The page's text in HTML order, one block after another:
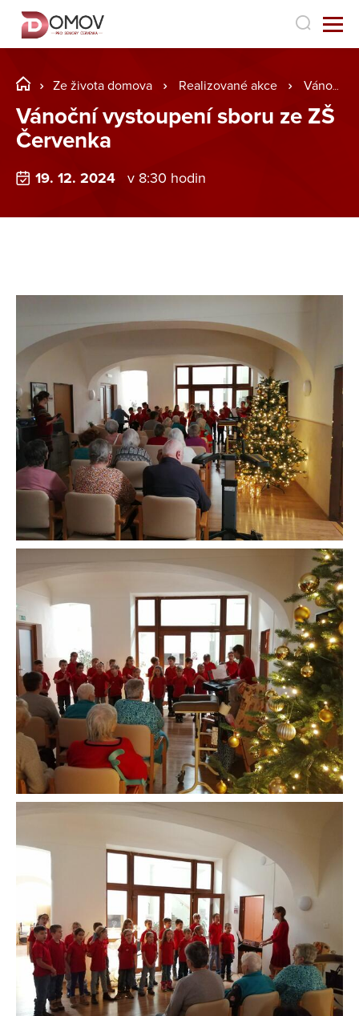
Ze života domova Realizované akce Vánoční vystoupení sboru ze ZŠ Červenka
Vánoční vystoupení sboru ze ZŠ
Červenka
19. 12. 2024 v 8:30 hodin